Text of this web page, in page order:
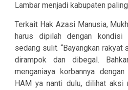
Lambar menjadi kabupaten paling
Terkait Hak Azasi Manusia,
harus dipilah dengan
sedang sulit. “Bayangkan rakyat
dirampok dan dibegal.
menganiaya korbannya
HAM ya nanti dulu, dilihat aksi